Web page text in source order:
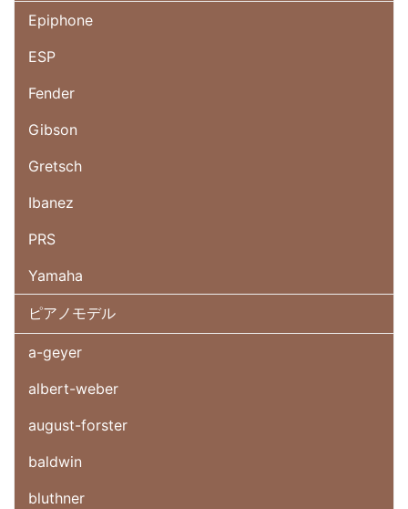
Epiphone
ESP
Fender
Gibson
Gretsch
Ibanez
PRS
Yamaha
ピアノモデル
a-geyer
albert-weber
august-forster
baldwin
bluthner